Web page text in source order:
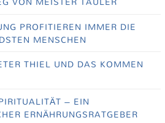
PROFITIEREN IMMER DIE
MENSCHEN
THIEL UND DAS KOMMEN
– EIN
ERNÄHRUNGSRATGEBER